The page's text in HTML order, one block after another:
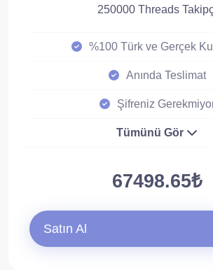
250000 Threads
%100 Türk ve Gerçek
Anında Teslimat
Şifreniz
Tümünü Gör
67498.65₺
Satın Al